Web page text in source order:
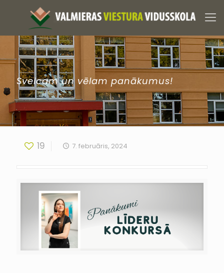
Sveicam un vēlam panākumus!
19 7. februāris, 2024